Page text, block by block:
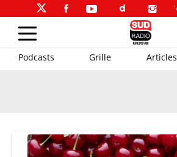
Podcasts Grille Articles